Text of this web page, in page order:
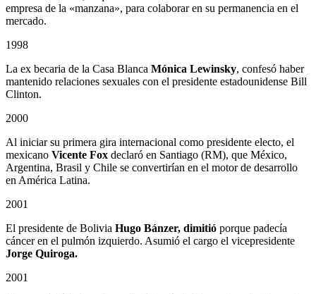
empresa de la «manzana», para colaborar en su permanencia en el
mercado.
1998
La ex becaria de la Casa Blanca Mónica Lewinsky, confesó haber
mantenido relaciones sexuales con el presidente estadounidense Bill
Clinton.
2000
Al iniciar su primera gira internacional como presidente electo, el
mexicano Vicente Fox declaró en Santiago (RM), que México,
Argentina, Brasil y Chile se convertirían en el motor de desarrollo
en América Latina.
2001
El presidente de Bolivia Hugo Bánzer, dimitió porque padecía
cáncer en el pulmón izquierdo. Asumió el cargo el vicepresidente
Jorge Quiroga.
2001